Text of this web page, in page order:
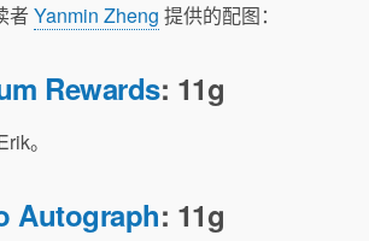
者Yanmin Zheng 提供的配图：
Rewards: 11g
。
Autograph: 11g